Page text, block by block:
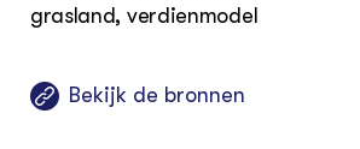
grasland, verdienmodel
Bekijk de bronnen